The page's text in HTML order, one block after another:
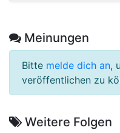
Meinungen
Bitte melde dich an,
veröffentlichen zu
Weitere Folgen